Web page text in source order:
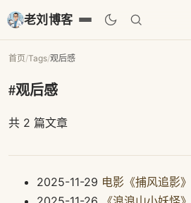
老刘博客
首页/Tags/观后感
#观后感
共 2 篇文章
2025-11-29 电影《捕风追影